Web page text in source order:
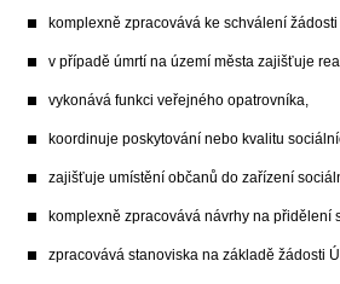
komplexně zpracovává ke schválení
v případě úmrtí na území města zajišťuje
vykonává funkci veřejného opatrovníka,
koordinuje poskytování nebo kvalitu
zajišťuje umístění občanů do zařízení
komplexně zpracovává návrhy na
zpracovává stanoviska na základě žádosti